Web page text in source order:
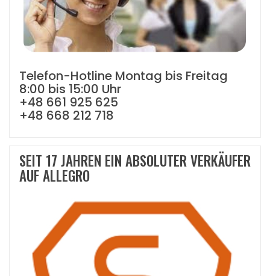
Telefon-Hotline Montag bis Freitag
8:00 bis 15:00 Uhr
+48 661 925 625
+48 668 212 718
SEIT 17 JAHREN EIN ABSOLUTER VERKÄUFER
AUF ALLEGRO